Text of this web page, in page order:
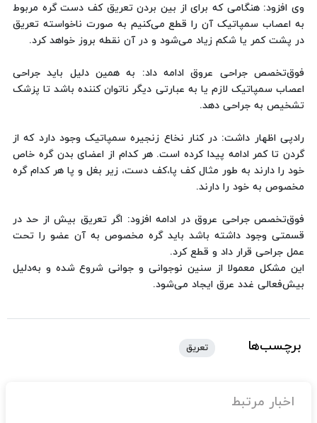
وی افزود: هنگامی که برای از بین بردن تعریق کف دست گره مربوط
به اعصاب سمپاتیک آن را قطع می‌کنیم به صورت ناخواسته تعریق
در پشت کمر یا شکم زیاد می‌شود و در آن نقطه بروز خواهد کرد.
فوق‌تخصص جراحی عروق ادامه داد: به همین دلیل باید جراحی
اعصاب سمپاتیک لازم یا به عبارتی دیگر ناتوان کننده باشد تا پزشک
تشخیص به جراحی دهد.
رادپی اظهار داشت: در کنار نخاع زنجیره سمپاتیک وجود دارد که از
گردن تا کمر ادامه پیدا کرده است. هر کدام از اعضای بدن گره خاص
خود را دارند به طور مثال کف پا،‌کف دست، زیر بغل و پا هر کدام گره
مخصوص به خود را دارند.
فوق‌تخصص جراحی عروق در ادامه افزود: اگر تعریق بیش از حد در
قسمتی وجود داشته باشد باید گره مخصوص به آن عضو را تحت
عمل جراحی قرار داد و قطع کرد.
این مشکل معمولا از سنین نوجوانی و جوانی شروع شده و به‌دلیل
بیش‌فعالی غدد عرق ایجاد می‌شود.
برچسب‌ها تعریق
اخبار مرتبط